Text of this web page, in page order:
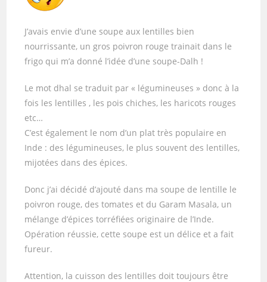
J’avais envie d’une soupe aux lentilles bien
nourrissante, un gros poivron rouge trainait dans le
frigo qui m’a donné l’idée d’une soupe-Dalh !
Le mot dhal se traduit par « légumineuses » donc à la
fois les lentilles , les pois chiches, les haricots rouges
etc…
C’est également le nom d’un plat très populaire en
Inde : des légumineuses, le plus souvent des lentilles,
mijotées dans des épices.
Donc j’ai décidé d’ajouté dans ma soupe de lentille le
poivron rouge, des tomates et du Garam Masala, un
mélange d’épices torréfiées originaire de l’Inde.
Opération réussie, cette soupe est un délice et a fait
fureur.
Attention, la cuisson des lentilles doit toujours être